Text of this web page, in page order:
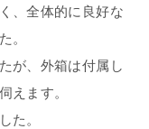
、全体的に良好な
。
が、外箱は付属し
えます。
た。